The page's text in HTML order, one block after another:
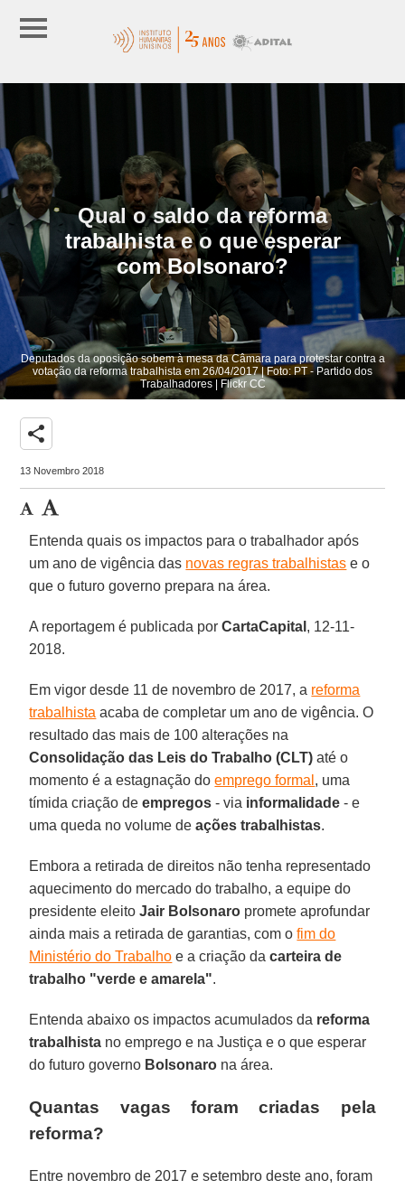
Qual o saldo da reforma
trabalhista e o que esperar
com Bolsonaro?
Deputados da oposição sobem à mesa da Câmara para protestar contra a
votação da reforma trabalhista em 26/04/2017 | Foto: PT - Partido dos
Trabalhadores | Flickr CC
share
13 Novembro 2018
Entenda quais os impactos para o trabalhador após
um ano de vigência das novas regras trabalhistas e o
que o futuro governo prepara na área.
A reportagem é publicada porCartaCapital , 12-11-
2018.
Em vigor desde 11 de novembro de 2017, a reforma
trabalhista acaba de completar um ano de vigência. O
resultado das mais de 100 alterações na
Consolidação das Leis do Trabalho (CLT) até o
momento é a estagnação doemprego formal , uma
tímida criação deempregos - via informalidade - e
uma queda no volume deações trabalhistas.
Embora a retirada de direitos não tenha representado
aquecimento do mercado do trabalho, a equipe do
presidente eleitoJair Bolsonaro promete aprofundar
ainda mais a retirada de garantias, com ofim do
Ministério do Trabalho e a criação dacarteira de
trabalho "verde e amarela".
Entenda abaixo os impactos acumulados da reforma
trabalhista no emprego e na Justiça e o que esperar
do futuro governo Bolsonaro na área.
Quantas vagas foram criadas pela
reforma?
Entre novembro de 2017 e setembro deste ano, foram